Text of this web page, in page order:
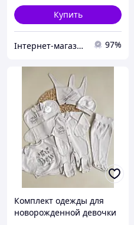
Купить
Інтернет-магазин дитячого одягу "О-Detki" 97%
Комплект одежды для
новорожденной девочки